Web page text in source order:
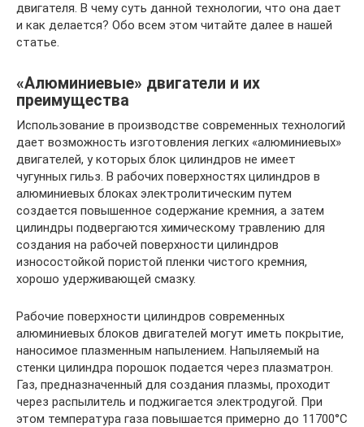
двигателя. В чему суть данной технологии, что она дает
и как делается? Обо всем этом читайте далее в нашей
статье.
«Алюминиевые» двигатели и их
преимущества
Использование в производстве современных технологий
дает возможность изготовления легких «алюминиевых»
двигателей, у которых блок цилиндров не имеет
чугунных гильз. В рабочих поверхностях цилиндров в
алюминиевых блоках электролитическим путем
создается повышенное содержание кремния, а затем
цилиндры подвергаются химическому травлению для
создания на рабочей поверхности цилиндров
износостойкой пористой пленки чистого кремния,
хорошо удерживающей смазку.
Рабочие поверхности цилиндров современных
алюминиевых блоков двигателей могут иметь покрытие,
наносимое плазменным напылением. Напыляемый на
стенки цилиндра порошок подается через плазматрон.
Газ, предназначенный для создания плазмы, проходит
через распылитель и поджигается электродугой. При
этом температура газа повышается примерно до 11700°C